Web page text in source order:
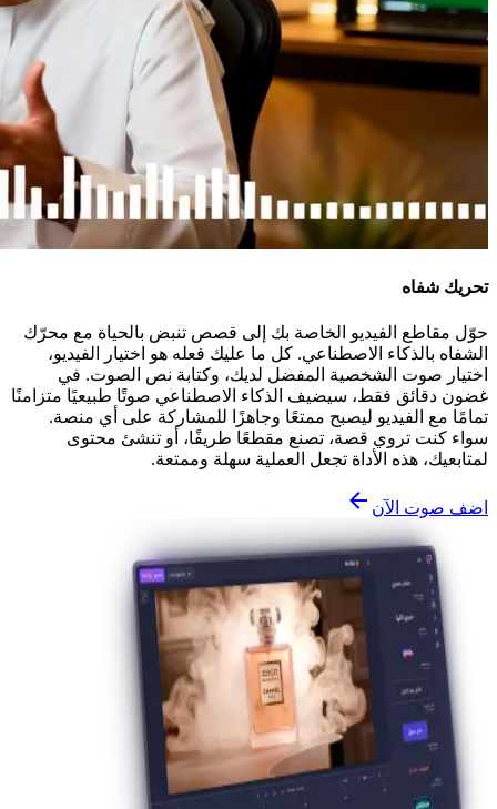
تحريك شفاه
حوّل مقاطع الفيديو الخاصة بك إلى قصص تنبض بالحياة مع محرّك
الشفاه بالذكاء الاصطناعي. كل ما عليك فعله هو اختيار الفيديو،
اختيار صوت الشخصية المفضل لديك، وكتابة نص الصوت. في
غضون دقائق فقط، سيضيف الذكاء الاصطناعي صوتًا طبيعيًا متزامنًا
تمامًا مع الفيديو ليصبح ممتعًا وجاهزًا للمشاركة على أي منصة.
سواء كنت تروي قصة، تصنع مقطعًا طريفًا، أو تنشئ محتوى
لمتابعيك، هذه الأداة تجعل العملية سهلة وممتعة.
اضف صوت الآن